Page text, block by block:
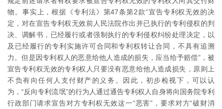
物。事实上，根据《专利法》第47条第2款“宣告专利权无效的决
定，对在宣告专利权无效前人民法院作出并已执行的专利侵权的判
决、调解书，已经履行或者强制执行的专利侵权纠纷处理决定，以
及已经履行的专利实施许可合同和专利权转让合同，不具有追溯
力。但是因专利权人的恶意给他人造成的损失，应当给予赔偿”，被
宣告专利权无效的专利权人只要没有恶意给他人造成损失，原则上
不负有向任何人支付财产的义务。因此，初步检视下，可以认
为，“反向专利流氓”的行为人通过通告专利权人自身将向国务院专利
行政部门请求宣告对方专利权无效这一“恶害”，要求对方“破财消